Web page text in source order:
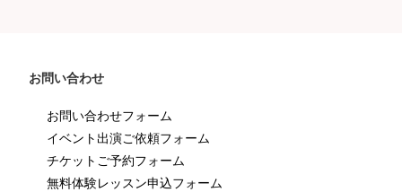
お問い合わせ
お問い合わせフォーム
イベント出演ご依頼フォーム
チケットご予約フォーム
無料体験レッスン申込フォーム